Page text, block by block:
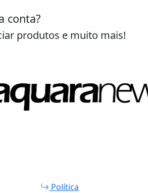
conta?
produtos e muito mais!
Política